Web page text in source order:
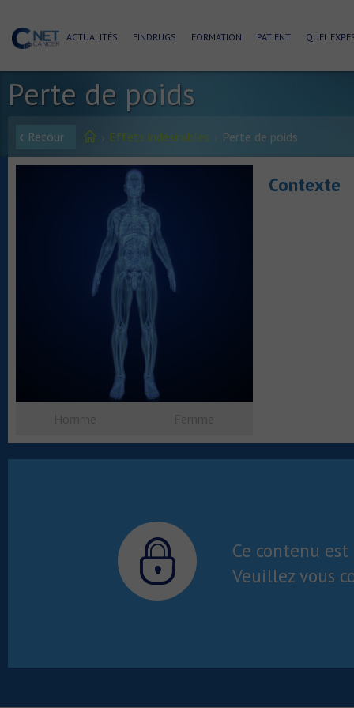
ACTUALITÉS FINDRUGS FORMATION PATIENT QUEL
Perte de poids
Retour Effets indésirables Perte de poids
Contexte
Ce contenu
Veuillez vous